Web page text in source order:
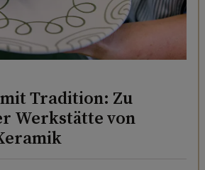
Tradition: Zu
Werkstätte von